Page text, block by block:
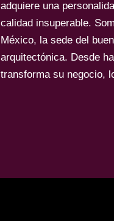
adquiere una
calidad insuperable.
México, la sede del
arquitectónica. Desde
transforma su negocio,